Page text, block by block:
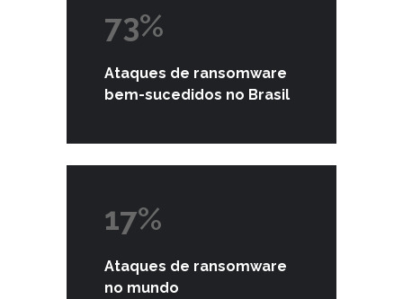
73%
Ataques de ransomware
bem-sucedidos no Brasil
17%
Ataques de ransomware
no mundo